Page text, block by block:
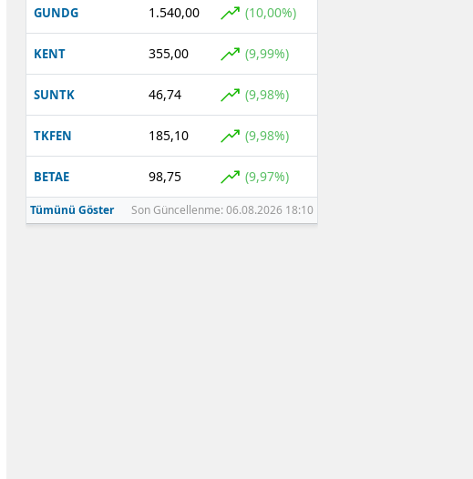
GUNDG 1.540,00 (10,00%)
KENT 355,00 (9,99%)
SUNTK 46,74 (9,98%)
TKFEN 185,10 (9,98%)
BETAE 98,75 (9,97%)
Tümünü Göster Son Güncellenme: 06.08.2026 18:10